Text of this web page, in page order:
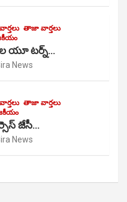
తాజా వార్తలు
యూ టర్న్…
News
తాజా వార్తలు
జేసీ…
News